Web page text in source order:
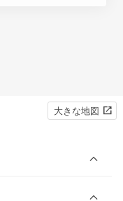
大きな地図